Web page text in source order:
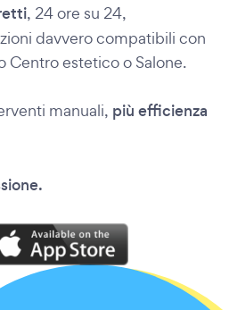
, 24 ore su 24,
davvero compatibili con
Centro estetico o Salone.
manuali, più efficienza